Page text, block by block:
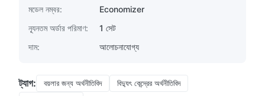
মডেল নম্বর:
Economizer
ন্যূনতম অর্ডার পরিমাণ:
1 সেট
দাম:
আলোচনাযোগ্য
ট্যাগ: বয়লার জন্য অর্থনীতিবিদ
বিদ্যুৎ কেন্দ্রের অর্থনীতিবিদ